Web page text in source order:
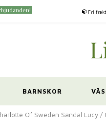
Fri
BARNSKOR
Of Sweden Sandal Lucy /